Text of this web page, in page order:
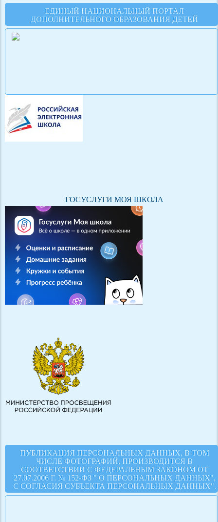
ЕДИНЫЙ НАЦИОНАЛЬНЫЙ ПОРТАЛ
ДОПОЛНИТЕЛЬНОГО ОБРАЗОВАНИЯ ДЕТЕЙ
ГОСУСЛУГИ МОЯ ШКОЛА
ПУБЛИКАЦИЯ ПЕРСОНАЛЬНЫХ ДАННЫХ, В ТОМ
ЧИСЛЕ ФОТОГРАФИЙ, ПРОИЗВОДИТСЯ В
СООТВЕТСТВИИ С ФЕДЕРАЛЬНЫМ ЗАКОНОМ ОТ
27.07.2006 Г. № 152-ФЗ " О ПЕРСОНАЛЬНЫХ ДАННЫХ",
С СОГЛАСИЯ СУБЪЕКТА ПЕРСОНАЛЬНЫХ ДАННЫХ".